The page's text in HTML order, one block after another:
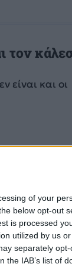
of your
below opt-out
is processed
utilized by us
separately
IAB’s list of
τον
είναι και οι
ενώ